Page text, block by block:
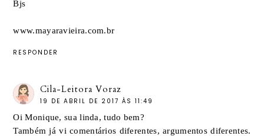
Bjs
www.mayaravieira.com.br
RESPONDER
Cila-Leitora Voraz
19 DE ABRIL DE 2017 ÀS 11:49
Oi Monique, sua linda, tudo bem?
Também já vi comentários diferentes, argumentos diferentes.